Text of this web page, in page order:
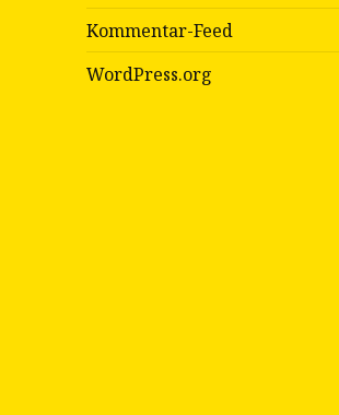
Kommentar-Feed
WordPress.org